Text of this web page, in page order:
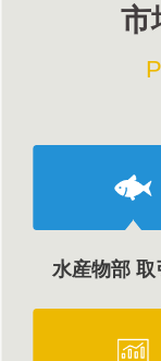
市
水産物部 取